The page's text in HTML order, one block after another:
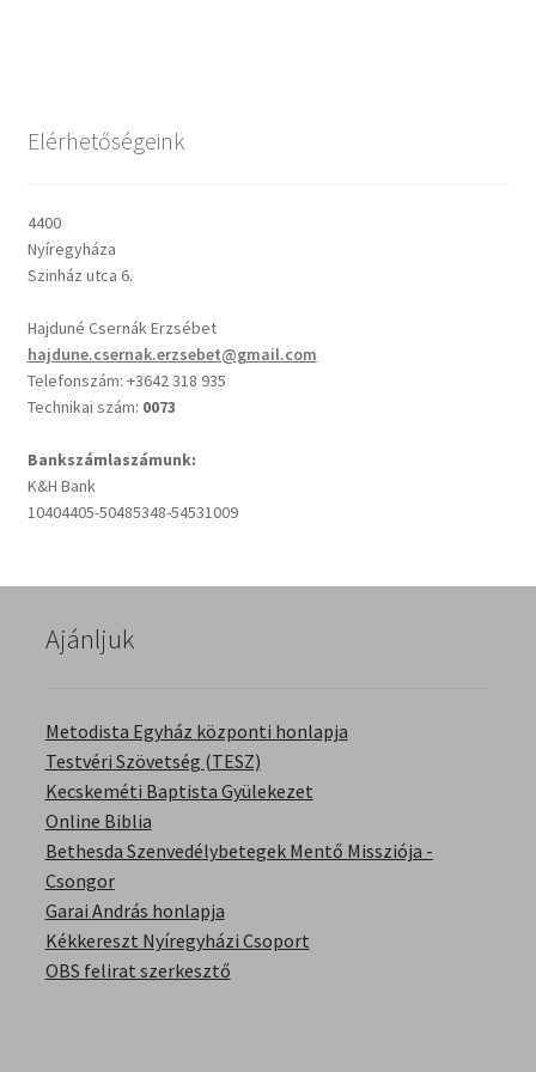
Cseri Kálmán: A kegyelem harmatja
Oswald Chambers: Krisztus mindenek felett
Mindennapi kenyerünk
Alkalmaink
Elérhetőségek
Képek
Kitekintés
Könyvtár
Család-Házasság
Életrajzok-Regények
Elérhetőségeink
4400
Nyíregyháza
Szinház utca 6.
Hajduné Csernák Erzsébet
hajdune.csernak.erzsebet@gmail.com
Telefonszám: +3642 318 935
Technikai szám: 0073
Bankszámlaszámunk:
K&H Bank
10404405-50485348-54531009
Ajánljuk
Metodista Egyház központi honlapja
Testvéri Szövetség (TESZ)
Kecskeméti Baptista Gyülekezet
Online Biblia
Bethesda Szenvedélybetegek Mentő Missziója -
Csongor
Garai András honlapja
Kékkereszt Nyíregyházi Csoport
OBS felirat szerkesztő